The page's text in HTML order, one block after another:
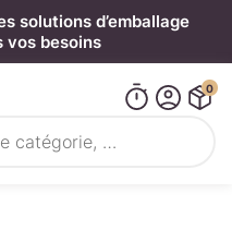
solutions d’emballage
vos besoins
0